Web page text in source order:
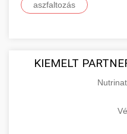
aszfaltozás
KIEMELT